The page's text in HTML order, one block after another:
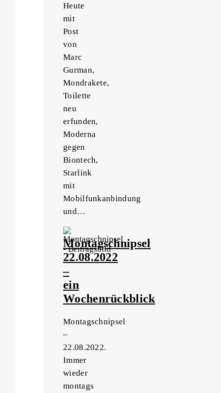
Heute
mit
Post
von
Marc
Gurman,
Mondrakete,
Toilette
neu
erfunden,
Moderna
gegen
Biontech,
Starlink
mit
Mobilfunkanbindung
und…
Montagschnipsel
22.08.2022
–
ein
Wochenrückblick
Montagschnipsel
–
22.08.2022.
Immer
wieder
montags